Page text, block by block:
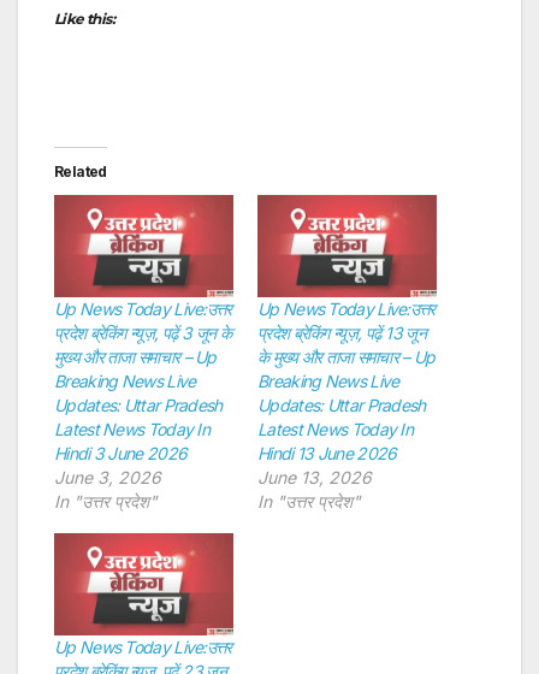
Like this:
Related
Up News Today Live:उत्तर
प्रदेश ब्रेकिंग न्यूज़, पढ़ें 3 जून के
मुख्य और ताजा समाचार – Up
Breaking News Live
Updates: Uttar Pradesh
Latest News Today In
Hindi 3 June 2026
June 3, 2026
In "उत्तर प्रदेश"
Up News Today Live:उत्तर
प्रदेश ब्रेकिंग न्यूज़, पढ़ें 13 जून
के मुख्य और ताजा समाचार – Up
Breaking News Live
Updates: Uttar Pradesh
Latest News Today In
Hindi 13 June 2026
June 13, 2026
In "उत्तर प्रदेश"
Up News Today Live:उत्तर